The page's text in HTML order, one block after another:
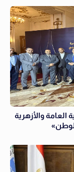
والأزهرية